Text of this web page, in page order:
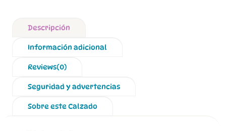
Descripción
Información adicional
Reviews(0)
Seguridad y advertencias
Sobre este Calzado